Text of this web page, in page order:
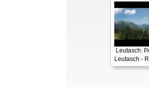
Leutasch:
Leutasch -